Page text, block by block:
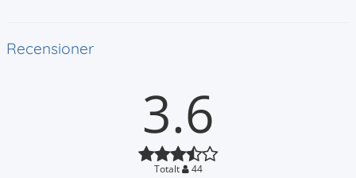
Recensioner
3.6
Totalt 44